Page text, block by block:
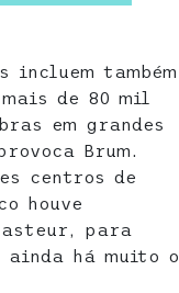
incluem também
de 80 mil
em grandes
Brum.
centros de
houve
para
ainda há muito o